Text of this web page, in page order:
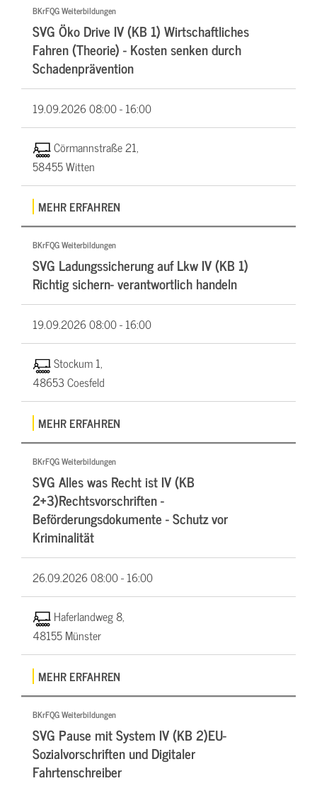
BKrFQG Weiterbildungen
SVG Öko Drive IV (KB 1) Wirtschaftliches
Fahren (Theorie) - Kosten senken durch
Schadenprävention
19.09.202608:00 - 16:00
Cörmannstraße 21,
58455 Witten
MEHR ERFAHREN
BKrFQG Weiterbildungen
SVG Ladungssicherung auf Lkw IV (KB 1)
Richtig sichern- verantwortlich handeln
19.09.202608:00 - 16:00
Stockum 1,
48653 Coesfeld
MEHR ERFAHREN
BKrFQG Weiterbildungen
SVG Alles was Recht ist IV (KB
2+3)Rechtsvorschriften -
Beförderungsdokumente - Schutz vor
Kriminalität
26.09.202608:00 - 16:00
Haferlandweg 8,
48155 Münster
MEHR ERFAHREN
BKrFQG Weiterbildungen
SVG Pause mit System IV (KB 2)EU-
Sozialvorschriften und Digitaler
Fahrtenschreiber